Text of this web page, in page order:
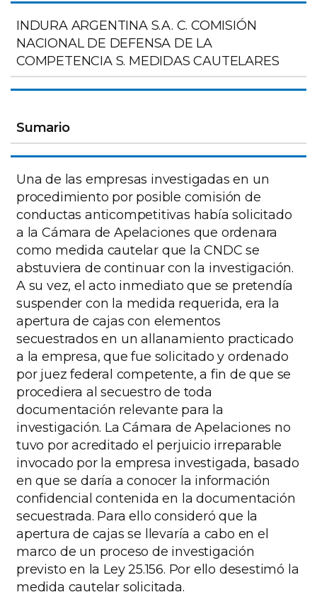
INDURA ARGENTINA S.A. C. COMISIÓN
NACIONAL DE DEFENSA DE LA
COMPETENCIA S. MEDIDAS CAUTELARES
Sumario
Una de las empresas investigadas en un
procedimiento por posible comisión de
conductas anticompetitivas había solicitado
a la Cámara de Apelaciones que ordenara
como medida cautelar que la CNDC se
abstuviera de continuar con la investigación.
A su vez, el acto inmediato que se pretendía
suspender con la medida requerida, era la
apertura de cajas con elementos
secuestrados en un allanamiento practicado
a la empresa, que fue solicitado y ordenado
por juez federal competente, a fin de que se
procediera al secuestro de toda
documentación relevante para la
investigación. La Cámara de Apelaciones no
tuvo por acreditado el perjuicio irreparable
invocado por la empresa investigada, basado
en que se daría a conocer la información
confidencial contenida en la documentación
secuestrada. Para ello consideró que la
apertura de cajas se llevaría a cabo en el
marco de un proceso de investigación
previsto en la Ley 25.156. Por ello desestimó la
medida cautelar solicitada.